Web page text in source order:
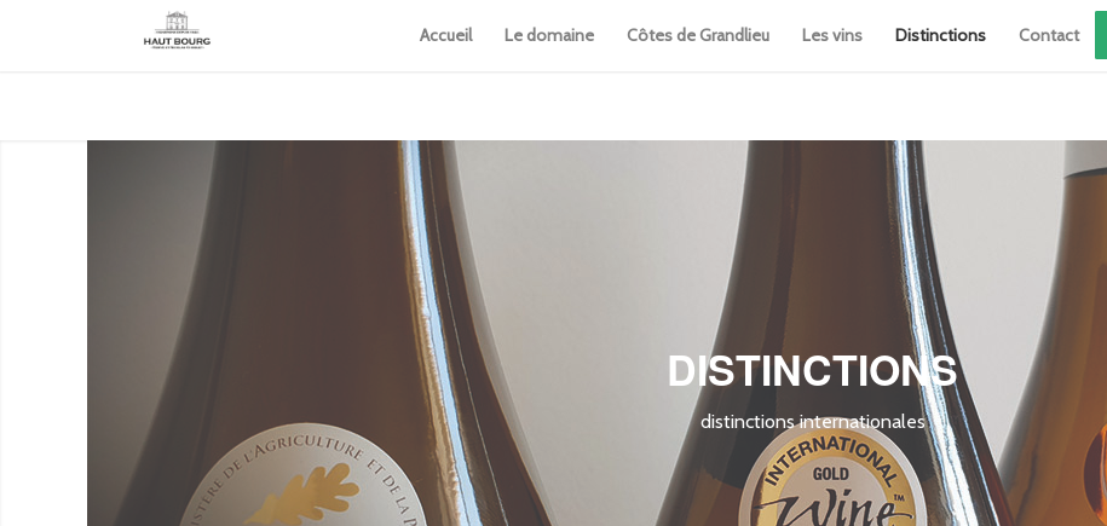
Accueil Le domaine Côtes de Grandlieu Les vins Distinctions Contact
DISTINCTIONS
distinctions internationales
Cookies management panel